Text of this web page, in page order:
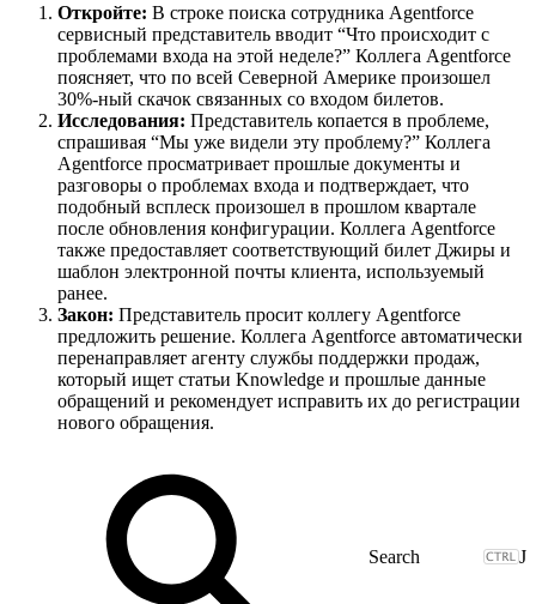
Откройте: В строке поиска сотрудника Agentforce
сервисный представитель вводит “Что происходит с
проблемами входа на этой неделе?” Коллега Agentforce
поясняет, что по всей Северной Америке произошел
30%-ный скачок связанных со входом билетов.
Исследования: Представитель копается в проблеме,
спрашивая “Мы уже видели эту проблему?” Коллега
Agentforce просматривает прошлые документы и
разговоры о проблемах входа и подтверждает, что
подобный всплеск произошел в прошлом квартале
после обновления конфигурации. Коллега Agentforce
также предоставляет соответствующий билет Джиры и
шаблон электронной почты клиента, используемый
ранее.
Закон: Представитель просит коллегу Agentforce
предложить решение. Коллега Agentforce автоматически
перенаправляет агенту службы поддержки продаж,
который ищет статьи Knowledge и прошлые данные
обращений и рекомендует исправить их до регистрации
нового обращения.
J